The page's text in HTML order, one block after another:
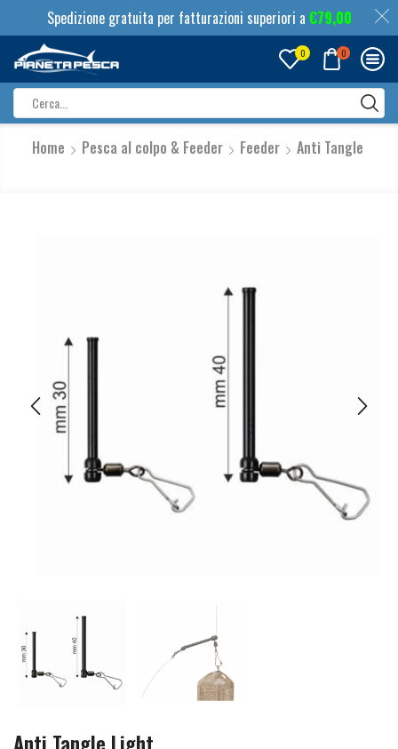
Spedizione gratuita per fatturazioni superiori a €79,00
0 0
input
Home Pesca al colpo & Feeder Feeder Anti Tangle